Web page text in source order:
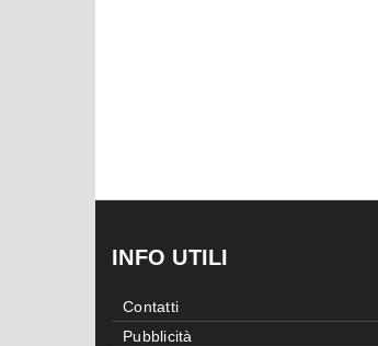
INFO UTILI
Contatti
Pubblicità